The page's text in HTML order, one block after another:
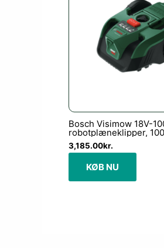
Bosch Visimow 18V-
robotplæneklipper,
3,185.00kr.
KØB NU